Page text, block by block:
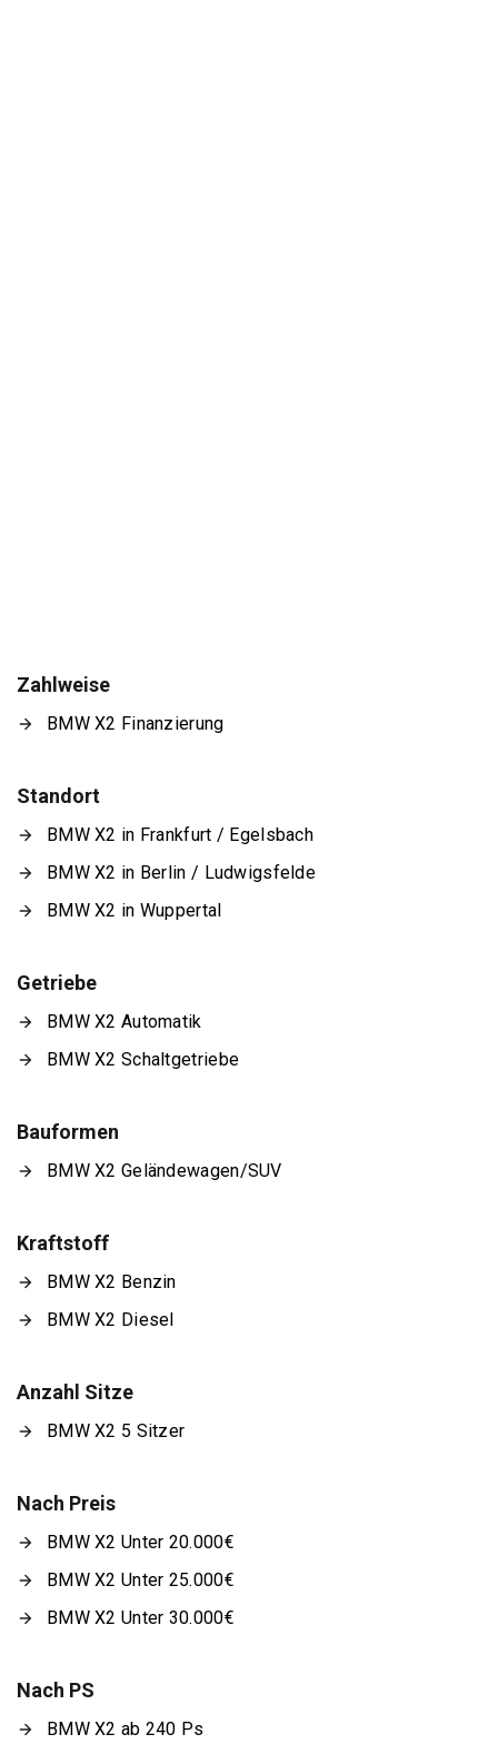
Zahlweise
BMW X2 Finanzierung
Standort
BMW X2 in Frankfurt / Egelsbach
BMW X2 in Berlin / Ludwigsfelde
BMW X2 in Wuppertal
Getriebe
BMW X2 Automatik
BMW X2 Schaltgetriebe
Bauformen
BMW X2 Geländewagen/SUV
Kraftstoff
BMW X2 Benzin
BMW X2 Diesel
Anzahl Sitze
BMW X2 5 Sitzer
Nach Preis
BMW X2 Unter 20.000€
BMW X2 Unter 25.000€
BMW X2 Unter 30.000€
Nach PS
BMW X2 ab 240 Ps